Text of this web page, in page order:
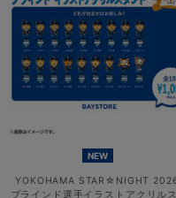
NEW
YOKOHAMA STAR☆NIGHT
ブラインド選手イラストアクリル